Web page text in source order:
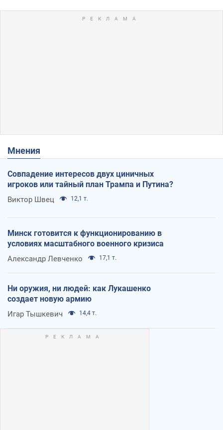
Мнения
Совпадение интересов двух циничных
игроков или тайный план Трампа и Путина?
Виктор Швец 12,1 т.
Минск готовится к функционированию в
условиях масштабного военного кризиса
Александр Левченко 17,1 т.
Ни оружия, ни людей: как Лукашенко
создает новую армию
Игар Тышкевич 14,4 т.